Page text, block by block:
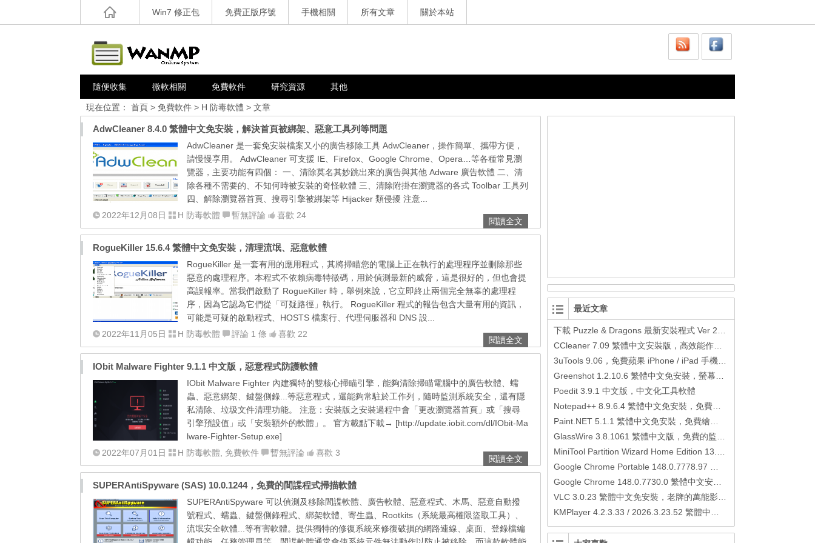
Win7 修正包 免費正版序號 手機相關 所有文章 關於本站
隨便收集 微軟相關 免費軟件 研究資源 其他
現在位置： 首頁 > 免費軟件 > H 防毒軟體 > 文章
AdwCleaner 8.4.0 繁體中文免安裝，解決首頁被綁架、惡意工具列等問題
AdwCleaner 是一套免安裝檔案又小的廣告移除工具 AdwCleaner，操作簡單、攜帶方便，
請慢慢享用。 AdwCleaner 可支援 IE、Firefox、Google Chrome、Opera…等各種常見瀏
覽器，主要功能有四個： 一、清除莫名其妙跳出來的廣告與其他 Adware 廣告軟體 二、清
除各種不需要的、不知何時被安裝的奇怪軟體 三、清除附掛在瀏覽器的各式 Toolbar 工具列
四、解除瀏覽器首頁、搜尋引擎被綁架等 Hijacker 類侵擾 注意...
2022年12月08日
H 防毒軟體 暫無評論 喜歡 24
閱讀全文
RogueKiller 15.6.4 繁體中文免安裝，清理流氓、惡意軟體
RogueKiller 是一套有用的應用程式，其將掃瞄您的電腦上正在執行的處理程序並刪除那些
惡意的處理程序。本程式不依賴病毒特徵碼，用於偵測最新的威脅，這是很好的，但也會提
高誤報率。當我們啟動了 RogueKiller 時，舉例來說，它立即終止兩個完全無辜的處理程
序，因為它認為它們從「可疑路徑」執行。 RogueKiller 程式的報告包含大量有用的資訊，
可能是可疑的啟動程式、HOSTS 檔案行、代理伺服器和 DNS 設...
2022年11月05日
H 防毒軟體 評論 1 條 喜歡 22
閱讀全文
IObit Malware Fighter 9.1.1 中文版，惡意程式防護軟體
IObit Malware Fighter 內建獨特的雙核心掃瞄引擎，能夠清除掃瞄電腦中的廣告軟體、蠕
蟲、惡意綁架、鍵盤側錄...等惡意程式，還能夠常駐於工作列，隨時監測系統安全，還有隱
私清除、垃圾文件清理功能。 注意：安裝版之安裝過程中會「更改瀏覽器首頁」或「搜尋
引擎預設值」或「安裝額外的軟體」。 官方載點下載→ [http://update.iobit.com/dl/IObit-Ma
lware-Fighter-Setup.exe]
2022年07月01日
H 防毒軟體 免費軟件 暫無評論 喜歡 3
閱讀全文
SUPERAntiSpyware (SAS) 10.0.1244，免費的間諜程式掃描軟體
SUPERAntiSpyware 可以偵測及移除間諜軟體、廣告軟體、惡意程式、木馬、惡意自動撥
號程式、蠕蟲、鍵盤側錄程式、綁架軟體、寄生蟲、Rootkits（系統最高權限盜取工具）、
流氓安全軟體...等有害軟體。提供獨特的修復系統來修復破損的網路連線、桌面、登錄檔編
最近文章
Poedit 3.9.1 中文版，中文化工具軟體